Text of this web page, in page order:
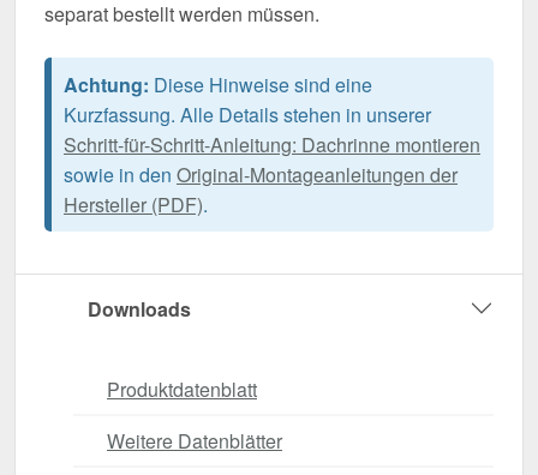
separat bestellt werden müssen.
Achtung: Diese Hinweise sind eine
Kurzfassung. Alle Details stehen in unserer
Schritt-für-Schritt-Anleitung: Dachrinne montieren
sowie in den Original-Montageanleitungen der
Hersteller (PDF).
Downloads
Produktdatenblatt
Weitere Datenblätter